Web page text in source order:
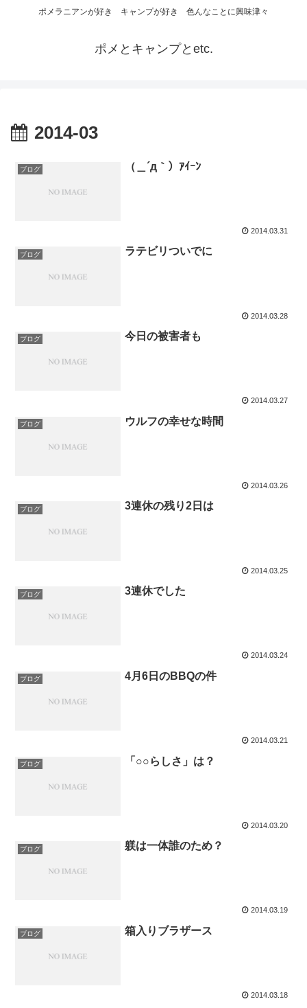
ポメラニアンが好き キャンプが好き 色んなことに興味津々
ポメとキャンプとetc.
2014-03
ブログ （＿´д｀）ｱｲｰﾝ
2014.03.31
ブログ ラテビリついでに
2014.03.28
ブログ 今日の被害者も
2014.03.27
ブログ ウルフの幸せな時間
2014.03.26
ブログ 3連休の残り2日は
2014.03.25
ブログ 3連休でした
2014.03.24
ブログ 4月6日のBBQの件
2014.03.21
ブログ 「○○らしさ」は？
2014.03.20
ブログ 躾は一体誰のため？
2014.03.19
ブログ 箱入りブラザース
2014.03.18